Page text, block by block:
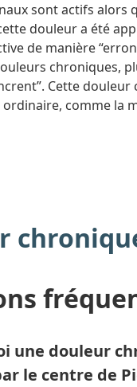
sont actifs alors
douleur a été
de manière
chroniques,
Cette
comme la
une douleur
le centre de